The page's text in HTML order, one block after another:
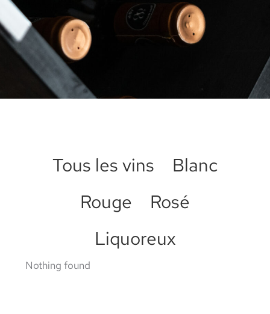
Tous les vins
Blanc
Rouge
Rosé
Liquoreux
Nothing found